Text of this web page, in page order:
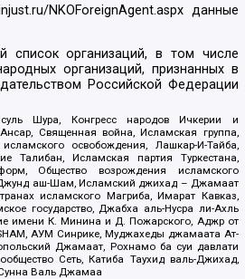
NKOForeignAgent.aspxданные
список организаций, в том числе
организаций, признанных в
Российской Федерации
Шура, Конгресс народов Ичкерии и
Священная война, Исламская группа,
освобождения, Лашкар-И-Тайба,
Талибан, Исламская партия Туркестана,
Общество возрождения исламского
аш-Шам, Исламский джихад – Джамаат
исламского Магриба, Имарат Кавказ,
государство, Джабха аль-Нусра ли-Ахль
имени К. Минина и Д. Пожарского, Аджр от
АУМ Синрике, Муджахеды джамаата Ат-
Джамаат, Рохнамо ба суи давлати
Сеть, Катиба Таухид валь-Джихад,
Валь Джамаа